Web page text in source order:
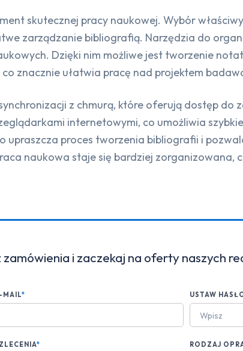
skutecznej pracy naukowej. Wybór
zarządzanie bibliografią. Narzędzia do
Dzięki nim możliwe jest tworzenie
znacznie ułatwia pracę nad projektem
z chmurą, które oferują dostęp do
internetowymi, co umożliwia
upraszcza proces tworzenia bibliografii i
naukowa staje się bardziej zorganizowana,
i zaczekaj na oferty naszych
MAIL* USTAW
* RODZAJ